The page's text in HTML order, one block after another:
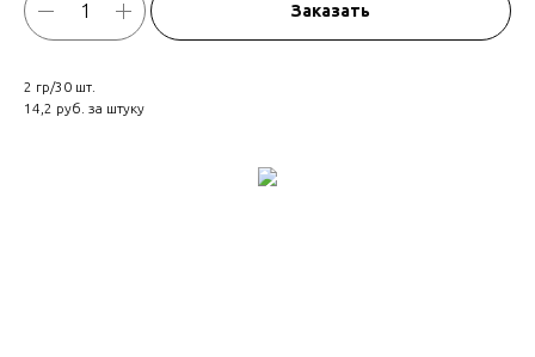
Заказать
2 гр/30 шт.
14,2 руб. за штуку